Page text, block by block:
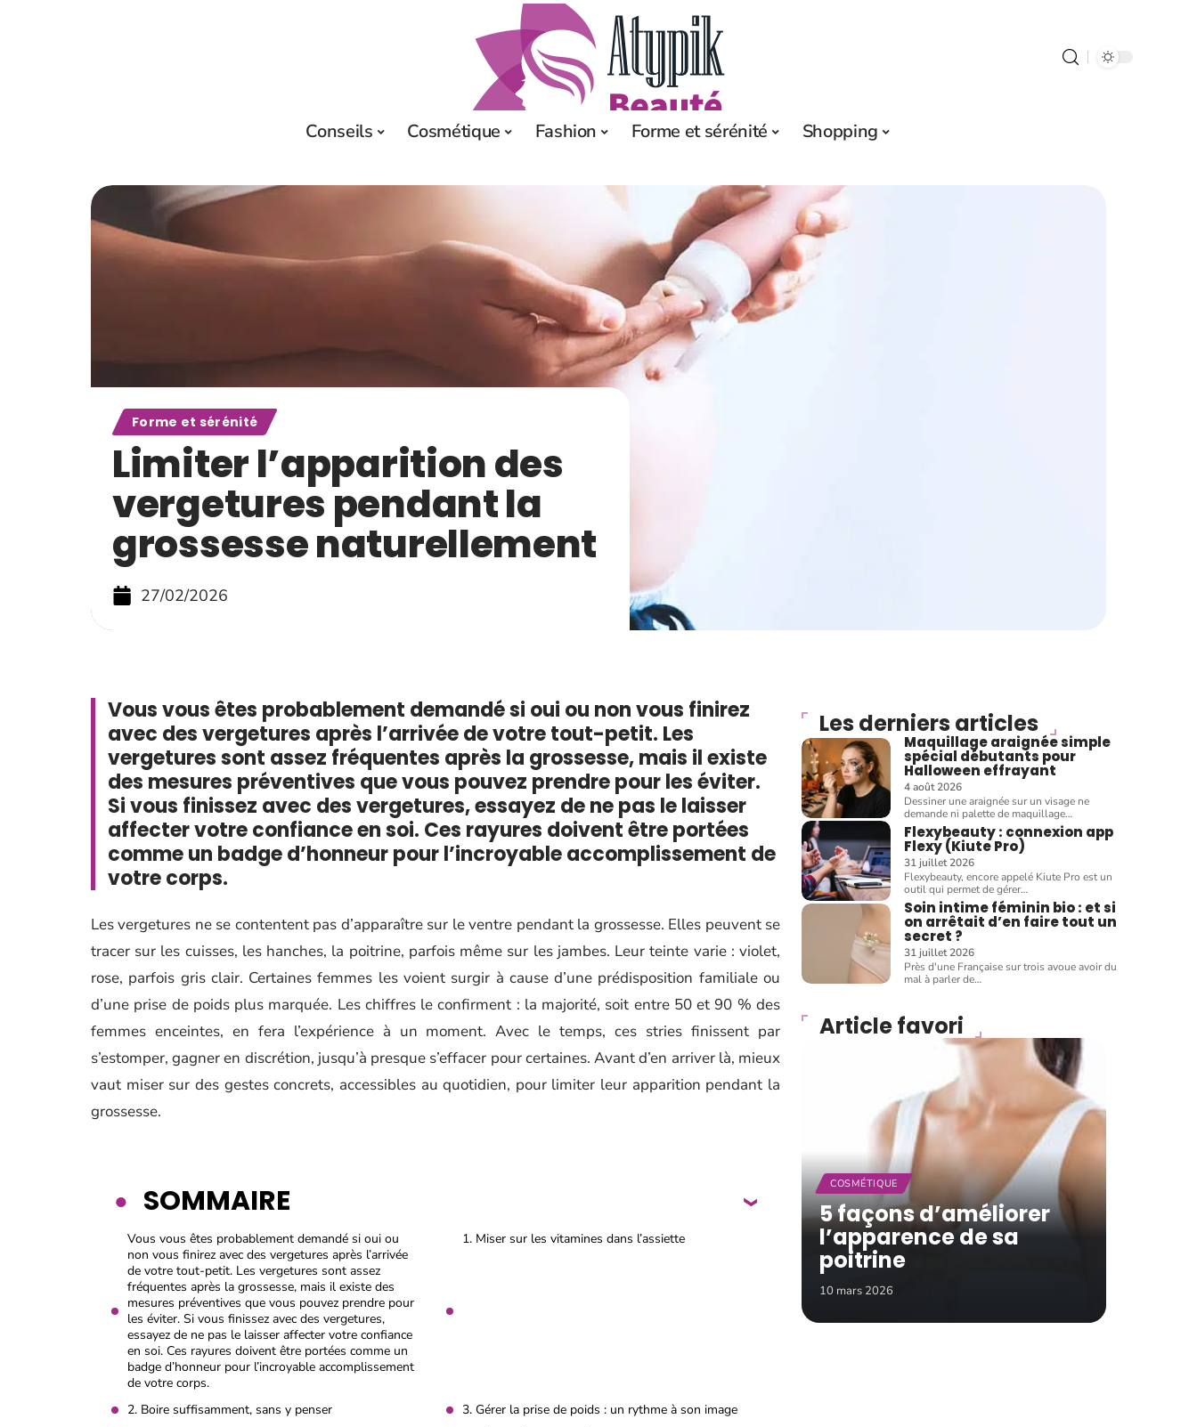
Conseils Cosmétique Fashion Forme et sérénité Shopping
Forme et sérénité
Limiter l’apparition des
vergetures pendant la
grossesse naturellement
27/02/2026
Vous vous êtes probablement demandé si oui ou non vous finirez
avec des vergetures après l’arrivée de votre tout-petit. Les
vergetures sont assez fréquentes après la grossesse, mais il existe
des mesures préventives que vous pouvez prendre pour les éviter.
Si vous finissez avec des vergetures, essayez de ne pas le laisser
affecter votre confiance en soi. Ces rayures doivent être portées
comme un badge d’honneur pour l’incroyable accomplissement de
votre corps.
Les vergetures ne se contentent pas d’apparaître sur le ventre pendant la grossesse. Elles peuvent se
tracer sur les cuisses, les hanches, la poitrine, parfois même sur les jambes. Leur teinte varie : violet,
rose, parfois gris clair. Certaines femmes les voient surgir à cause d’une prédisposition familiale ou
d’une prise de poids plus marquée. Les chiffres le confirment : la majorité, soit entre 50 et 90 % des
femmes enceintes, en fera l’expérience à un moment. Avec le temps, ces stries finissent par
s’estomper, gagner en discrétion, jusqu’à presque s’effacer pour certaines. Avant d’en arriver là, mieux
vaut miser sur des gestes concrets, accessibles au quotidien, pour limiter leur apparition pendant la
grossesse.
SOMMAIRE
Vous vous êtes probablement demandé si oui ou
non vous finirez avec des vergetures après l’arrivée
de votre tout-petit. Les vergetures sont assez
fréquentes après la grossesse, mais il existe des
mesures préventives que vous pouvez prendre pour
les éviter. Si vous finissez avec des vergetures,
essayez de ne pas le laisser affecter votre confiance
en soi. Ces rayures doivent être portées comme un
badge d’honneur pour l’incroyable accomplissement
de votre corps.
1. Miser sur les vitamines dans l’assiette
2. Boire suffisamment, sans y penser
3. Gérer la prise de poids : un rythme à son image
Les derniers articles
Maquillage araignée simple
spécial débutants pour
Halloween effrayant
4 août 2026
Dessiner une araignée sur un visage ne
demande ni palette de maquillage…
Flexybeauty : connexion app
Flexy (Kiute Pro)
31 juillet 2026
Flexybeauty, encore appelé Kiute Pro est un
outil qui permet de gérer…
Soin intime féminin bio : et si
on arrêtait d’en faire tout un
secret ?
31 juillet 2026
Près d'une Française sur trois avoue avoir du
mal à parler de…
Article favori
COSMÉTIQUE
5 façons d’améliorer
l’apparence de sa
poitrine
10 mars 2026